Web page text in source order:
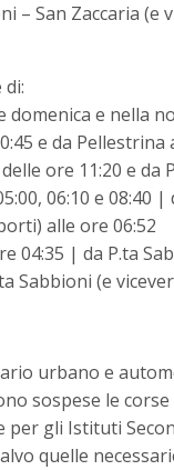
– San Zaccaria (e
di:
e nella
e da
ore 11:20 e da
06:10 e 08:40
alle ore 06:52
04:35 | da P.ta
Sabbioni (e
urbano e
sospese le
per gli Istituti
quelle